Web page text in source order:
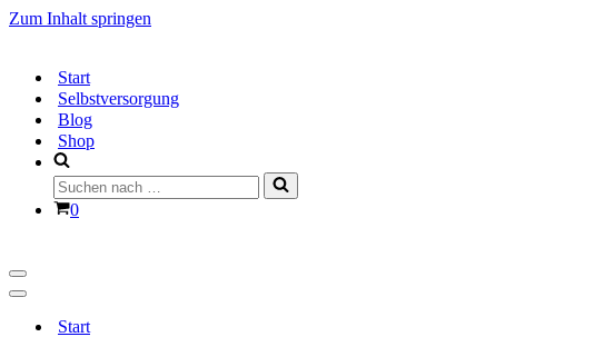
Zum Inhalt springen
Start
Selbstversorgung
Blog
Shop
Suchen
nach …
Warenkorb
0
Navigationsmenü
Navigationsmenü
Start